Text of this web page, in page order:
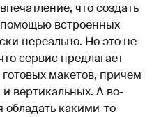
что создать
встроенных
нереально. Но это не
сервис предлагает
макетов, причем
и вертикальных. А во-
обладать какими-то